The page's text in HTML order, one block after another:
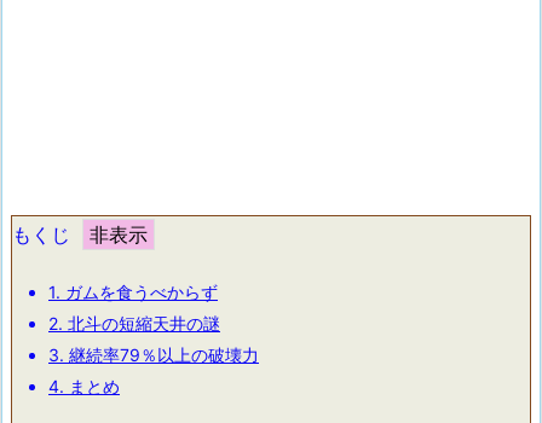
もくじ
1. ガムを食うべからず
2. 北斗の短縮天井の謎
3. 継続率79％以上の破壊力
4. まとめ